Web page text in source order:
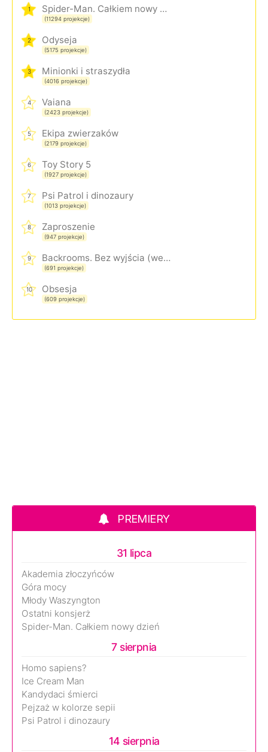
1 Spider-Man. Całkiem nowy dzień
(11294 projekcje)
2 Odyseja
(5175 projekcje)
3 Minionki i straszydła
(4016 projekcje)
4 Vaiana
(2423 projekcje)
5 Ekipa zwierzaków
(2179 projekcje)
6 Toy Story 5
(1927 projekcje)
7 Psi Patrol i dinozaury
(1013 projekcje)
8 Zaproszenie
(947 projekcje)
9 Backrooms. Bez wyjścia (wersja rozszerzona)
(691 projekcje)
10 Obsesja
(609 projekcje)
PREMIERY
31 lipca
Akademia złoczyńców
Góra mocy
Młody Waszyngton
Ostatni konsjerż
Spider-Man. Całkiem nowy dzień
7 sierpnia
Homo sapiens?
Ice Cream Man
Kandydaci śmierci
Pejzaż w kolorze sepii
Psi Patrol i dinozaury
14 sierpnia